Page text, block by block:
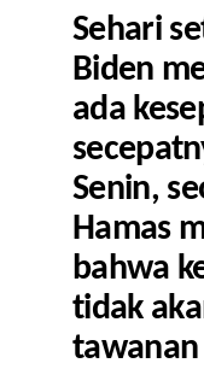
Sehari
Biden
ada
Senin,
Hamas
bahwa
tidak
tawanan